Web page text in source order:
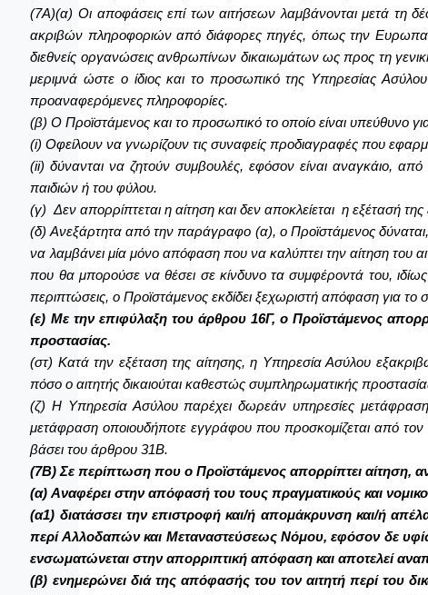
(7Α)(α) Οι αποφάσεις επί των αιτήσεων λαμβάνονται μετά τη
ακριβών πληροφοριών από διάφορες πηγές, όπως την
διεθνείς οργανώσεις ανθρωπίνων δικαιωμάτων ως προς τη
μεριμνά ώστε ο ίδιος και το προσωπικό της Υπηρεσίας
προαναφερόμενες πληροφορίες.
(β) Ο Προϊστάμενος και το προσωπικό το οποίο είναι υπεύθυνο
(i) Oφείλουν να γνωρίζουν τις συναφείς προδιαγραφές που
(ii) δύνανται να ζητούν συμβουλές, εφόσον είναι αναγκάιο,
παιδιών ή του φύλου.
(γ) Δεν απορρίπτεται η αίτηση και δεν αποκλείεται η εξέτασή
(δ) Ανεξάρτητα από την παράγραφο (α), ο Προϊστάμενος
να λαμβάνει μία μόνο απόφαση που να καλύπτει την αίτηση του
που θα μπορούσε να θέσει σε κίνδυνο τα συμφέροντά του,
περιπτώσεις, ο Προϊστάμενος εκδίδει ξεχωριστή απόφαση για
(ε) Με την επιφύλαξη του άρθρου 16Γ, ο Προϊστάμενος
προστασίας.
(στ) Κατά την εξέταση της αίτησης, η Υπηρεσία Ασύλου
πόσο ο αιτητής δικαιούται καθεστώς συμπληρωματικής
(ζ) Η Υπηρεσία Ασύλου παρέχει δωρεάν υπηρεσίες
μετάφραση οποιουδήποτε εγγράφου που προσκομίζεται από τον
βάσει του άρθρου 31Β.
(7Β) Σε περίπτωση που ο Προϊστάμενος απορρίπτει αίτηση,
(α) Αναφέρει στην απόφασή του τους πραγματικούς και
(α1) διατάσσει την επιστροφή και/ή απομάκρυνση και/ή
περί Αλλοδαπών και Μεταναστεύσεως Νόμου, εφόσον δε
ενσωματώνεται στην απορριπτική απόφαση και αποτελεί
(β) ενημερώνει διά της απόφασής του τον αιτητή περί του